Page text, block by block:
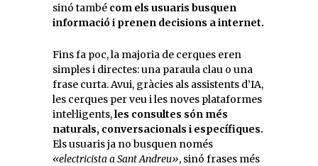
sinó també com els usuaris busquen
informació i prenen decisions a internet.
Fins fa poc, la majoria de cerques eren
simples i directes: una paraula clau o una
frase curta. Avui, gràcies als assistents d’IA,
les cerques per veu i les noves plataformes
intel·ligents,les consultes són més
naturals, conversacionals i específiques.
Els usuaris ja no busquen només
«electricista a Sant Andreu», sinó frases més